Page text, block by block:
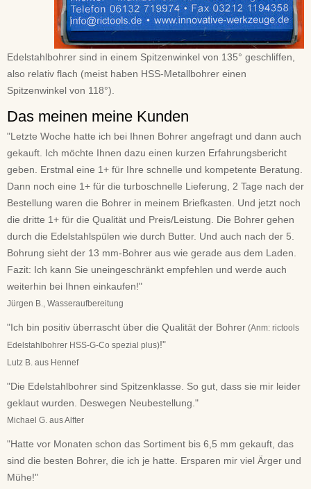
Edelstahlbohrer sind in einem Spitzenwinkel von 135° geschliffen,
also relativ flach (meist haben HSS-Metallbohrer einen
Spitzenwinkel von 118°).
Das meinen meine Kunden
"Letzte Woche hatte ich bei Ihnen Bohrer angefragt und dann auch
gekauft. Ich möchte Ihnen dazu einen kurzen Erfahrungsbericht
geben. Erstmal eine 1+ für Ihre schnelle und kompetente Beratung.
Dann noch eine 1+ für die turboschnelle Lieferung, 2 Tage nach der
Bestellung waren die Bohrer in meinem Briefkasten. Und jetzt noch
die dritte 1+ für die Qualität und Preis/Leistung. Die Bohrer gehen
durch die Edelstahlspülen wie durch Butter. Und auch nach der 5.
Bohrung sieht der 13 mm-Bohrer aus wie gerade aus dem Laden.
Fazit: Ich kann Sie uneingeschränkt empfehlen und werde auch
weiterhin bei Ihnen einkaufen!"
Jürgen B., Wasseraufbereitung
"Ich bin positiv überrascht über die Qualität der Bohrer (Anm: rictools
Edelstahlbohrer HSS-G-Co spezial plus)!"
Lutz B. aus Hennef
"Die Edelstahlbohrer sind Spitzenklasse. So gut, dass sie mir leider
geklaut wurden. Deswegen Neubestellung."
Michael G. aus Alfter
"Hatte vor Monaten schon das Sortiment bis 6,5 mm gekauft, das
sind die besten Bohrer, die ich je hatte. Ersparen mir viel Ärger und
Mühe!"